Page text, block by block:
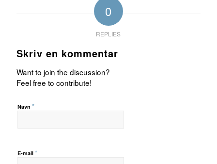
0
REPLIES
Skriv en kommentar
Want to join the discussion?
Feel free to contribute!
Navn *
E-mail *